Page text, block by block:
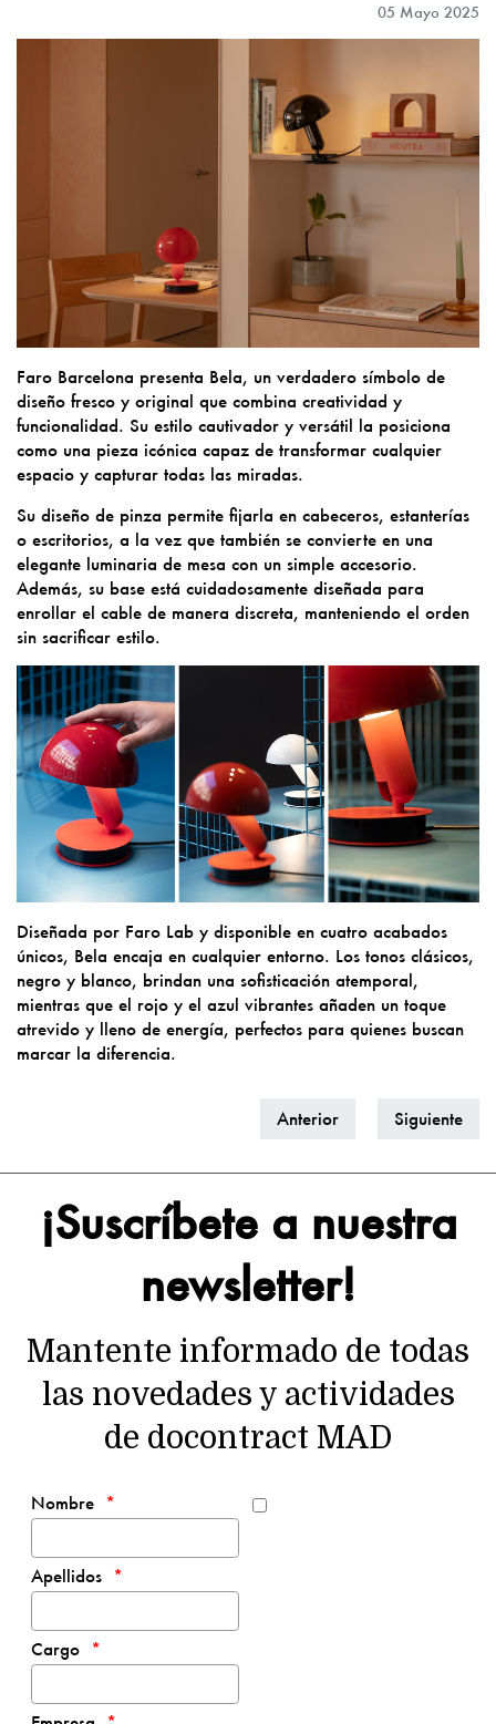
05 Mayo 2025
Faro Barcelona presenta Bela, un verdadero símbolo de
diseño fresco y original que combina creatividad y
funcionalidad. Su estilo cautivador y versátil la posiciona
como una pieza icónica capaz de transformar cualquier
espacio y capturar todas las miradas.
Su diseño de pinza permite fijarla en cabeceros, estanterías
o escritorios, a la vez que también se convierte en una
elegante luminaria de mesa con un simple accesorio.
Además, su base está cuidadosamente diseñada para
enrollar el cable de manera discreta, manteniendo el orden
sin sacrificar estilo.
Diseñada por Faro Lab y disponible en cuatro acabados
únicos, Bela encaja en cualquier entorno. Los tonos clásicos,
negro y blanco, brindan una sofisticación atemporal,
mientras que el rojo y el azul vibrantes añaden un toque
atrevido y lleno de energía, perfectos para quienes buscan
marcar la diferencia.
Anterior Siguiente
¡Suscríbete a nuestra
newsletter!
Mantente informado de todas
las novedades y actividades
de docontract MAD
Nombre
Apellidos
Cargo